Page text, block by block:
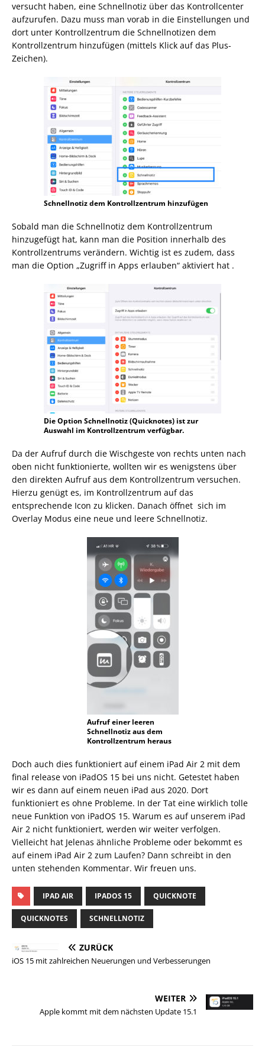
versucht haben, eine Schnellnotiz über das Kontrollcenter
aufzurufen. Dazu muss man vorab in die Einstellungen und
dort unter Kontrollzentrum die Schnellnotizen dem
Kontrollzentrum hinzufügen (mittels Klick auf das Plus-
Zeichen).
Schnellnotiz dem Kontrollzentrum hinzufügen
Sobald man die Schnellnotiz dem Kontrollzentrum
hinzugefügt hat, kann man die Position innerhalb des
Kontrollzentrums verändern. Wichtig ist es zudem, dass
man die Option „Zugriff in Apps erlauben“ aktiviert hat .
Die Option Schnellnotiz (Quicknotes) ist zur
Auswahl im Kontrollzentrum verfügbar.
Da der Aufruf durch die Wischgeste von rechts unten nach
oben nicht funktionierte, wollten wir es wenigstens über
den direkten Aufruf aus dem Kontrollzentrum versuchen.
Hierzu genügt es, im Kontrollzentrum auf das
entsprechende Icon zu klicken. Danach öffnet sich im
Overlay Modus eine neue und leere Schnellnotiz.
Aufruf einer leeren
Schnellnotiz aus dem
Kontrollzentrum heraus
Doch auch dies funktioniert auf einem iPad Air 2 mit dem
final release von iPadOS 15 bei uns nicht. Getestet haben
wir es dann auf einem neuen iPad aus 2020. Dort
funktioniert es ohne Probleme. In der Tat eine wirklich tolle
neue Funktion von iPadOS 15. Warum es auf unserem iPad
Air 2 nicht funktioniert, werden wir weiter verfolgen.
Vielleicht hat Jelenas ähnliche Probleme oder bekommt es
auf einem iPad Air 2 zum Laufen? Dann schreibt in den
unten stehenden Kommentar. Wir freuen uns.
IPAD AIR IPADOS 15 QUICKNOTE
QUICKNOTES SCHNELLNOTIZ
ZURÜCK
iOS 15 mit zahlreichen Neuerungen und Verbesserungen
WEITER
Apple kommt mit dem nächsten Update 15.1